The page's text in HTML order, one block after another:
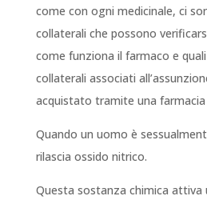
come con ogni medicinale, ci
collaterali che possono
come funziona il farmaco e
collaterali associati
acquistato tramite una farmacia
Quando un uomo è
rilascia ossido nitrico.
Questa sostanza chimica attiva